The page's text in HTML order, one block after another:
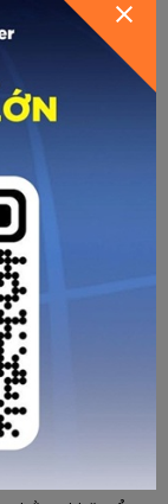
suất
được bơm đẩy
bóng. Vừa bơm
bơm bóng quá
đạo bóng không
tra, áp suất
- 0,7.
từ từ đến khi ấn
định (Vừa bơm
phù hợp với lối